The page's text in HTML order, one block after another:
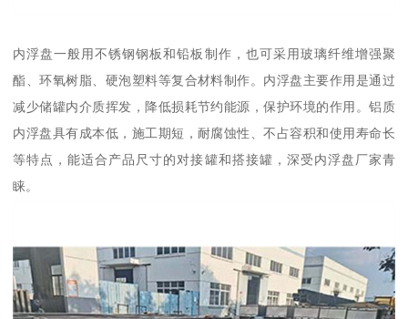
内浮盘一般用不锈钢钢板和铅板制作，也可采用玻璃纤维增强聚
酯、环氧树脂、硬泡塑料等复合材料制作。内浮盘主要作用是通过
减少储罐内介质挥发，降低损耗节约能源，保护环境的作用。铝质
内浮盘具有成本低，施工期短，耐腐蚀性、不占容积和使用寿命长
等特点，能适合产品尺寸的对接罐和搭接罐，深受内浮盘厂家青
睐。